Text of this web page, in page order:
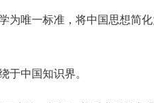
为唯一标准，将中国思想简
于中国知识界。